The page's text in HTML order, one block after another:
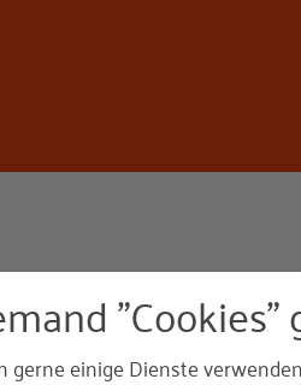
Teams – und der
"Cookies"
gerne einige Dienste